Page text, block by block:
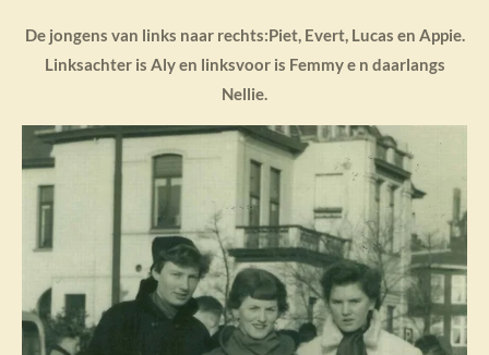
De jongens van links naar rechts:Piet, Evert, Lucas en Appie.
Linksachter is Aly en linksvoor is Femmy e n daarlangs
Nellie.